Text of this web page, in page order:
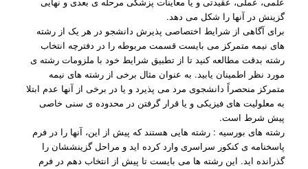
گزینش در آنها را شکل می دهد.
برای آگاهی از شرایط اختصاصی پذیرش دانشجو در هر یک از رشته
های نیمه متمرکز می بایست قسمت مربوطه را در دفترچه انتخاب
رشته بدقت مطالعه کنید تا از تطبیق شرایط خود با ملزومات رشته ی
مورد نظر اطمینان یابید. به عنوان مثال برخی از رشته های نیمه
متمرکز منحصراً دانشجوی مرد می پذیرد و یا در برخی از آنها عدم ابتلا
به معلولیت های فیزیکی و یا قرار گرفتن در محدوده ی سنی خاصی
پیش شرط است.
رشته های بورسیه : رشته هایی هستند که پیش از این، آنها را در فرم
پاسخنامه ی کنکور سراسری وارد کرده اید و مراحل گزینششان را
گذرانده اید. این رشته ها می بایست تا پیش از انتخاب دهم در فرم